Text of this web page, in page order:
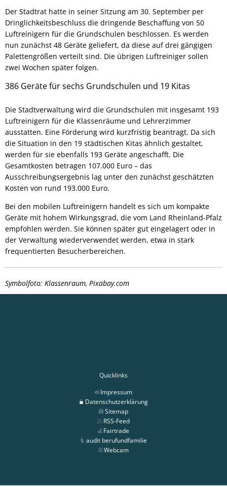
Der Stadtrat hatte in seiner Sitzung am 30. September per
Dringlichkeitsbeschluss die dringende Beschaffung von 50
Luftreinigern für die Grundschulen beschlossen. Es werden
nun zunächst 48 Geräte geliefert, da diese auf drei gängigen
Palettengrößen verteilt sind. Die übrigen Luftreiniger sollen
zwei Wochen später folgen.
386 Geräte für sechs Grundschulen und 19 Kitas
Die Stadtverwaltung wird die Grundschulen mit insgesamt 193
Luftreinigern für die Klassenräume und Lehrerzimmer
ausstatten. Eine Förderung wird kurzfristig beantragt. Da sich
die Situation in den 19 städtischen Kitas ähnlich gestaltet,
werden für sie ebenfalls 193 Geräte angeschafft. Die
Gesamtkosten betragen 107.000 Euro – das
Ausschreibungsergebnis lag unter den zunächst geschätzten
Kosten von rund 193.000 Euro.
Bei den mobilen Luftreinigern handelt es sich um kompakte
Geräte mit hohem Wirkungsgrad, die vom Land Rheinland-Pfalz
empfohlen werden. Sie können später gut eingelagert oder in
der Verwaltung wiederverwendet werden, etwa in stark
frequentierten Besucherbereichen.
Symbolfoto: Klassenraum, Pixabay.com
Quicklinks
Impressum
Datenschutzerklärung
Sitemap
RSS-Feed
Fairtrade
audit berufundfamilie
Webcam